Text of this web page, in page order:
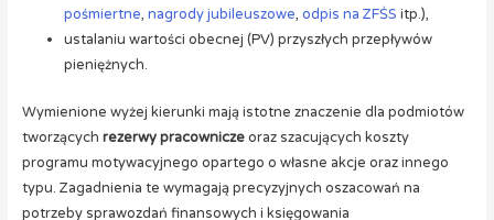
pośmiertne, nagrody jubileuszowe, odpis na ZFŚS itp.),
ustalaniu wartości obecnej (PV) przyszłych przepływów
pieniężnych.
Wymienione wyżej kierunki mają istotne znaczenie dla podmiotów
tworzących rezerwy pracowniczeoraz szacujących koszty
programu motywacyjnego opartego o własne akcje oraz innego
typu. Zagadnienia te wymagają precyzyjnych oszacowań na
potrzeby sprawozdań finansowych i księgowania